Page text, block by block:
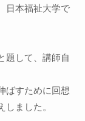
日本福祉大学で
題して、講師自
ばすために回想
ました。